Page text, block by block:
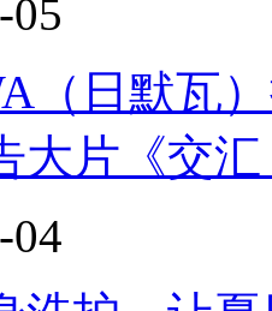
05
（日默瓦
大片《交
04